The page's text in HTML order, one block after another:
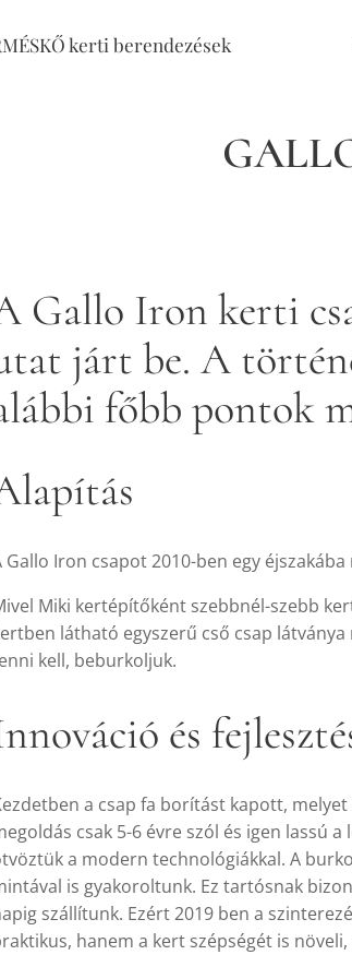
kerti berendezések
Gallo Iron kerti
járt be. A
főbb pontok
Gallo Iron csapot 2010-ben egy
Miki kertépítőként szebbnél-szebb
látható egyszerű cső csap
kell, beburkoljuk.
és
a csap fa borítást kapott,
csak 5-6 évre szól és igen lassú
a modern technológiákkal. A
is gyakoroltunk. Ez tartósnak
szállítunk. Ezért 2019 ben a
hanem a kert szépségét is